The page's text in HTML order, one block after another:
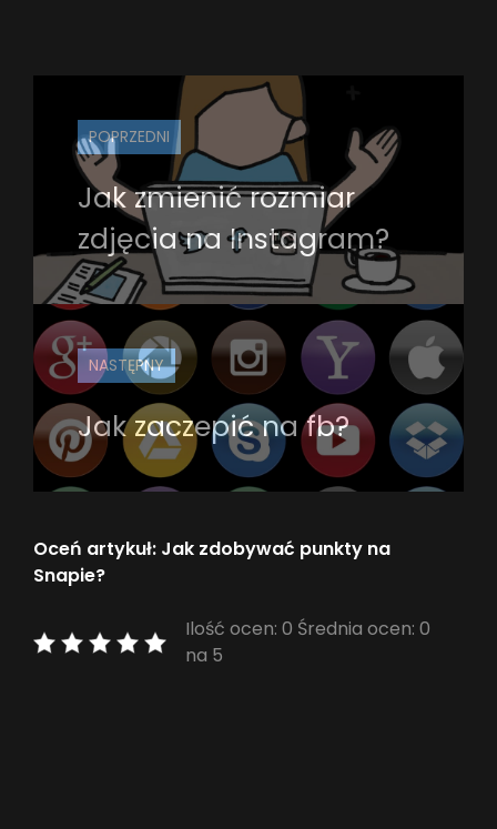
POPRZEDNI
Jak zmienić rozmiar
zdjęcia na Instagram?
NASTĘPNY
Jak zaczepić na fb?
Oceń artykuł: Jak zdobywać punkty na
Snapie?
Ilość ocen: 0 Średnia ocen: 0
na 5